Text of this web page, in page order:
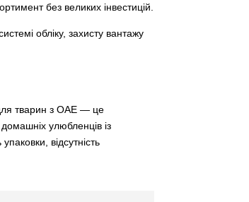
без великих інвестицій.
обліку, захисту вантажу
для тварин з ОАЕ — це
улюбленців із
відсутність